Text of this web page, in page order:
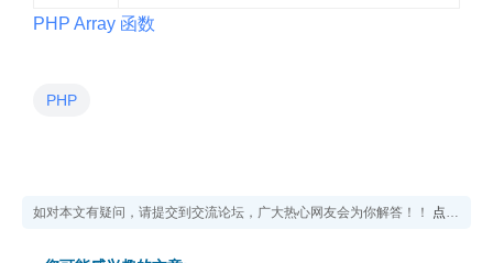
PHP Array 函数
PHP
如对本文有疑问，请提交到交流论坛，广大热心网友会为你解答！！ 点击进入论坛